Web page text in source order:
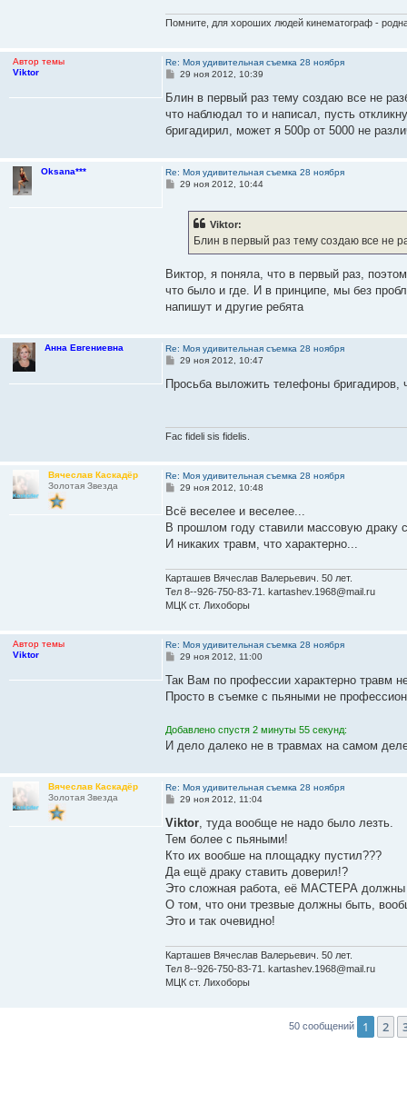
Помните, для хороших людей кинематограф -
Автор темы
Viktor
Re: Моя удивительная съемка 28 ноября
С
о
щ
е
е
29 ноя 2012, 10:39
Блин в первый раз тему создаю все не
что наблюдал то и написал, пусть
бригадирил, может я 500р от 5000 не
Oksana***
Re: Моя удивительная съемка 28 ноября
С
е
29 ноя 2012, 10:44
Viktor:
Блин в первый раз тему создаю все не
Виктор, я поняла, что в первый раз,
что было и где. И в принципе, мы без
напишут и другие ребята
Анна Евгениевна
Re: Моя удивительная съемка 28 ноября
С
о
и
29 ноя 2012, 10:47
Просьба выложить телефоны бригадиров,
Fac fideli sis fidelis.
Вячеслав Каскадёр
Золотая Звезда
Re: Моя удивительная съемка 28 ноября
С
о
щ
е
е
29 ноя 2012, 10:48
Всё веселее и веселее...
В прошлом году ставили массовую драку
И никаких травм, что характерно...
Карташев Вячеслав Валерьевич. 50 лет.
Тел 8--926-750-83-71. kartashev.1968@mail.ru
МЦК ст. Лихоборы
Автор темы
Viktor
Re: Моя удивительная съемка 28 ноября
С
о
щ
и
е
29 ноя 2012, 11:00
Так Вам по профессии характерно травм
Просто в съемке с пьяными не
Добавлено спустя 2 минуты 55 секунд:
И дело далеко не в травмах на самом
Вячеслав Каскадёр
Золотая Звезда
Re: Моя удивительная съемка 28 ноября
С
о
щ
е
и
е
29 ноя 2012, 11:04
Viktor, туда вообще не надо было лезть.
Тем более с пьяными!
Кто их вообше на площадку пустил???
Да ещё драку ставить доверил!?
Это сложная работа, её МАСТЕРА должны
О том, что они трезвые должны быть,
Это и так очевидно!
Карташев Вячеслав Валерьевич. 50 лет.
Тел 8--926-750-83-71. kartashev.1968@mail.ru
МЦК ст. Лихоборы
50 сообщений 1 2